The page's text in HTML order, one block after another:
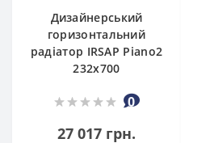
Дизайнерський
горизонтальний
радіатор IRSAP Piano2
232x700
0
27 017 грн.